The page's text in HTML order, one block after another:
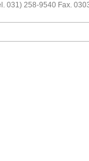
031) 258-9540 Fax.